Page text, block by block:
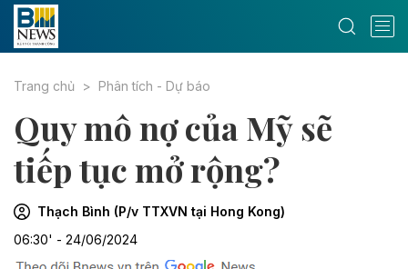
Trang chủ Phân tích - Dự báo
Quy mô nợ của Mỹ sẽ
tiếp tục mở rộng?
Thạch Bình (P/v TTXVN tại Hong Kong)
06:30' - 24/06/2024